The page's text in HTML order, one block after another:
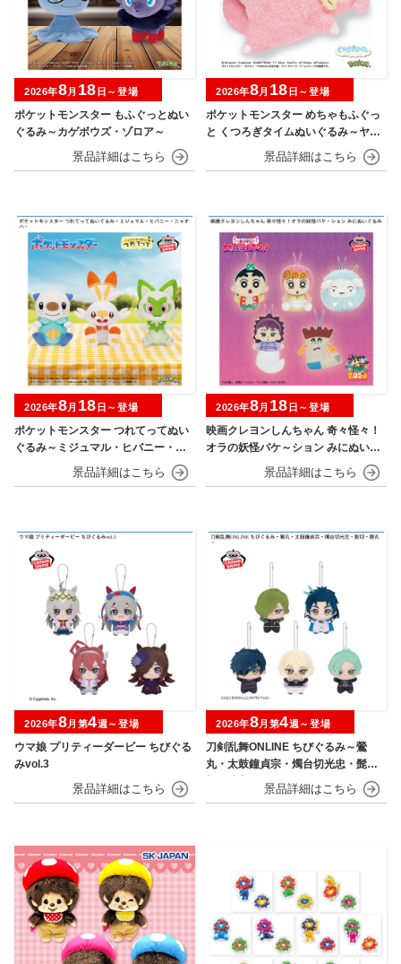
ポケットモンスター もふぐっとぬい
ぐるみ～カゲボウズ・ゾロア～
2026年8月 18 日～登場
ポケットモンスター めちゃもふぐっ
と くつろぎタイムぬいぐるみ～ヤド
2026年8月 18 日～登場
ポケットモンスター つれてってぬい
ぐるみ～ミジュマル・ヒバニー・ニ
2026年8月 18 日～登場
映画クレヨンしんちゃん 奇々怪々！
オラの妖怪バケ～ション みにぬいぐ
2026年8月 18 日～登場
ウマ娘 プリティーダービー ちびぐる
みvol.3
2026年8月第4週～登場
刀剣乱舞ONLINE ちびぐるみ～鶯
丸・太鼓鐘貞宗・燭台切光忠・髭
2026年8月第4週～登場